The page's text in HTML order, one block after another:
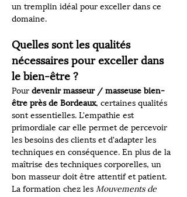
un tremplin idéal pour exceller dans ce
domaine.
Quelles sont les qualités
nécessaires pour exceller dans
le bien-être ?
Pour devenir masseur / masseuse bien-
être près de Bordeaux, certaines qualités
sont essentielles. L'empathie est
primordiale car elle permet de percevoir
les besoins des clients et d'adapter les
techniques en conséquence. En plus de la
maîtrise des techniques corporelles, un
bon masseur doit être attentif et patient.
La formation chez les Mouvements de